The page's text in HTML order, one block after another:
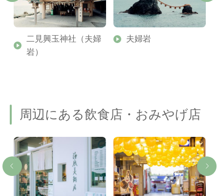
二見興玉神社（夫婦
岩）
夫婦岩
周辺にある飲食店・おみやげ店